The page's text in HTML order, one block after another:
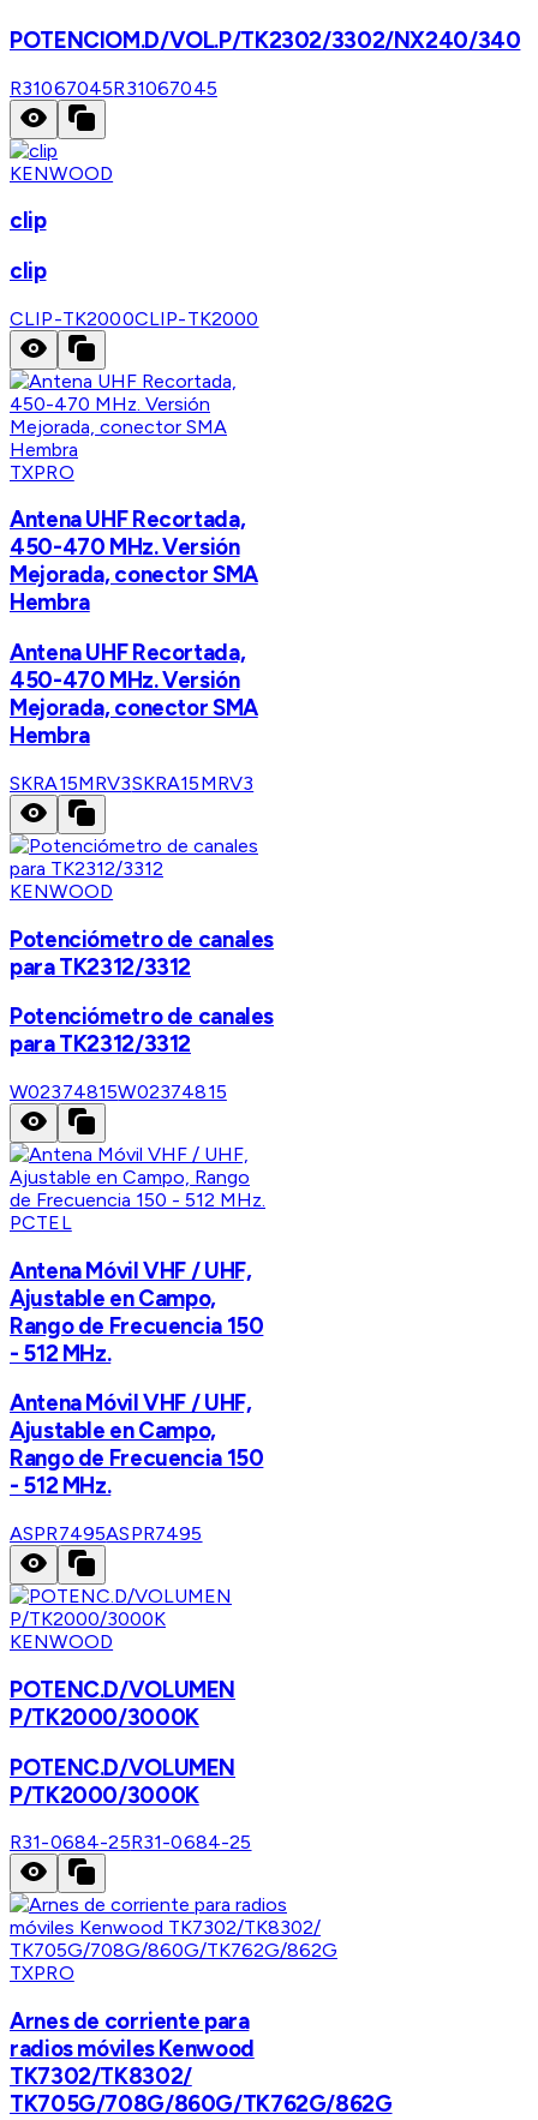
POTENCIOM.D/VOL.P/TK2302/3302/NX240/340
R31067045R31067045
KENWOOD
clip
clip
CLIP-TK2000CLIP-TK2000
TXPRO
Antena UHF Recortada,
450-470 MHz. Versión
Mejorada, conector SMA
Hembra
Antena UHF Recortada,
450-470 MHz. Versión
Mejorada, conector SMA
Hembra
SKRA15MRV3SKRA15MRV3
KENWOOD
Potenciómetro de canales
para TK2312/3312
Potenciómetro de canales
para TK2312/3312
W02374815W02374815
PCTEL
Antena Móvil VHF / UHF,
Ajustable en Campo,
Rango de Frecuencia 150
- 512 MHz.
Antena Móvil VHF / UHF,
Ajustable en Campo,
Rango de Frecuencia 150
- 512 MHz.
ASPR7495ASPR7495
KENWOOD
POTENC.D/VOLUMEN
P/TK2000/3000K
POTENC.D/VOLUMEN
P/TK2000/3000K
R31-0684-25R31-0684-25
TXPRO
Arnes de corriente para
radios móviles Kenwood
TK7302/TK8302/
TK705G/708G/860G/TK762G/862G